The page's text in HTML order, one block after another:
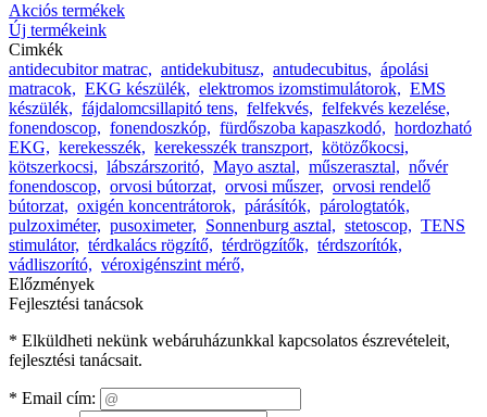
Akciós termékek
Új termékeink
Cimkék
antidecubitor matrac, antidekubitusz, antudecubitus, ápolási
matracok, EKG készülék, elektromos izomstimulátorok, EMS
készülék, fájdalomcsillapitó tens, felfekvés, felfekvés kezelése,
fonendoscop, fonendoszkóp, fürdőszoba kapaszkodó, hordozható
EKG, kerekesszék, kerekesszék transzport, kötözőkocsi,
kötszerkocsi, lábszárszoritó, Mayo asztal, műszerasztal, nővér
fonendoscop, orvosi bútorzat, orvosi műszer, orvosi rendelő
bútorzat, oxigén koncentrátorok, párásítók, párologtatók,
pulzoximéter, pusoximeter, Sonnenburg asztal, stetoscop, TENS
stimulátor, térdkalács rögzítő, térdrögzítők, térdszorítók,
vádliszorító, véroxigénszint mérő,
Előzmények
Fejlesztési tanácsok
* Elküldheti nekünk webáruházunkkal kapcsolatos észrevételeit,
fejlesztési tanácsait.
* Email cím: